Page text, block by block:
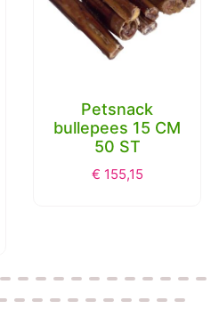
Petsnack
bullepees 15 CM
50 ST
€ 155,15